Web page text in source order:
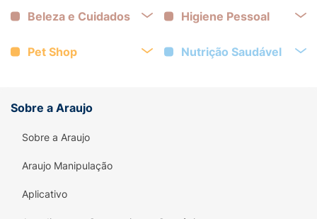
Beleza e Cuidados Higiene Pessoal
Pet Shop Nutrição Saudável
Sobre a Araujo
Sobre a Araujo
Araujo Manipulação
Aplicativo